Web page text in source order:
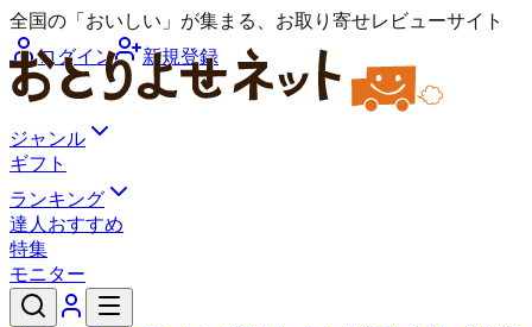
全国の「おいしい」が集まる、お取り寄せレビューサイト
ログイン
新規登録
ジャンル
ギフト
ランキング
達人おすすめ
特集
モニター